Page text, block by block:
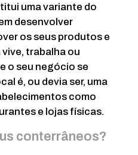
uma variante do
desenvolver
os seus produtos e
trabalha ou
o seu negócio se
é, ou devia ser, uma
como
e lojas físicas.
conterrâneos?